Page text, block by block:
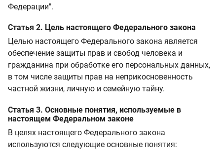
Федерации".
Статья 2. Цель настоящего Федерального закона
Целью настоящего Федерального закона является
обеспечение защиты прав и свобод человека и
гражданина при обработке его персональных данных,
в том числе защиты прав на неприкосновенность
частной жизни, личную и семейную тайну.
Статья 3. Основные понятия, используемые в
настоящем Федеральном законе
В целях настоящего Федерального закона
используются следующие основные понятия: